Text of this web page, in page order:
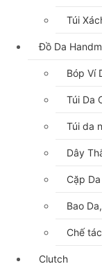
Túi
Đồ Da
Bóp Ví
Túi Da
Túi da
Dây
Cặp
Bao
Chế
Clutch